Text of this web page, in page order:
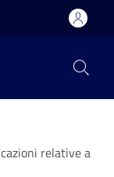
relative a